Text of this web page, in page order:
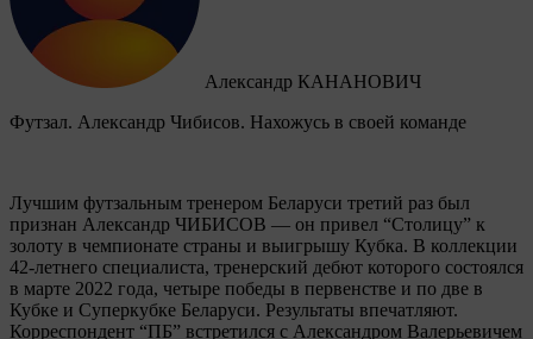
Александр КАНАНОВИЧ
Футзал. Александр Чибисов. Нахожусь в своей команде
Лучшим футзальным тренером Беларуси третий раз был
признан Александр ЧИБИСОВ — он привел “Столицу” к
золоту в чемпионате страны и выигрышу Кубка. В коллекции
42-летнего специалиста, тренерский дебют которого состоялся
в марте 2022 года, четыре победы в первенстве и по две в
Кубке и Суперкубке Беларуси. Результаты впечатляют.
Корреспондент “ПБ” встретился с Александром Валерьевичем